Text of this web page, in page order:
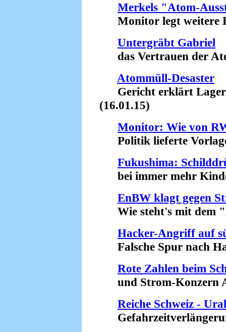
Merkels "Atom-
Monitor legt weitere
Untergräbt Gabriel
das Vertrauen der
Atommüll-Desaster
Gericht erklärt Lager
(16.01.15)
Monitor: Wie von
Politik lieferte
Fukushima:
bei immer mehr
EnBW klagt gegen
Wie steht's mit dem
Hacker-Angriff auf
Falsche Spur nach
Rote Zahlen beim
und Strom-Konzern
Reiche Schweiz -